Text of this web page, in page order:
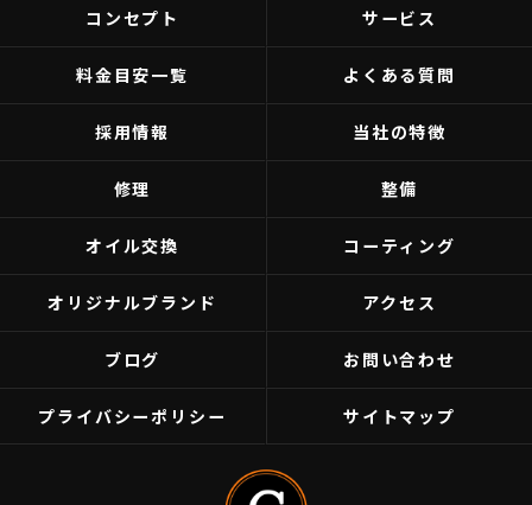
コンセプト サービス
料金目安一覧 よくある質問
採用情報 当社の特徴
修理 整備
オイル交換 コーティング
オリジナルブランド アクセス
ブログ お問い合わせ
プライバシーポリシー サイトマップ